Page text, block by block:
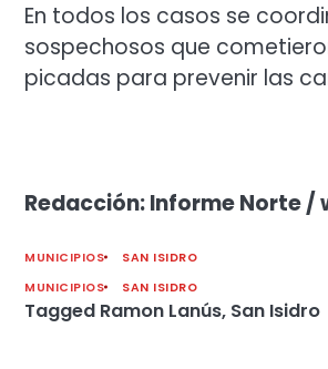
En todos los casos se
sospechosos que
picadas para prevenir las
Redacción: Informe Norte
MUNICIPIOS
SAN ISIDRO
MUNICIPIOS
SAN ISIDRO
Tagged Ramon Lanús, San Isidro